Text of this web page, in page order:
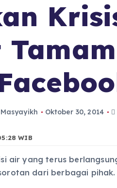
Oktober 30, 2014
WIB
air yang terus
dari berbagai pihak.